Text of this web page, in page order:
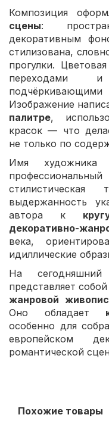
Композиция
сцены:
декоративным
стилизована,
прогулки.
переходами
подчёркивающими
Изображение
палитре,
красок — что
не только по
Имя художника
стилистическая
выдержанность
автора к
декоративно-
века,
идиллические
На
представляет собой
жанровой
Оно обладает
особенно для
европейском
романтической
Похожие товары